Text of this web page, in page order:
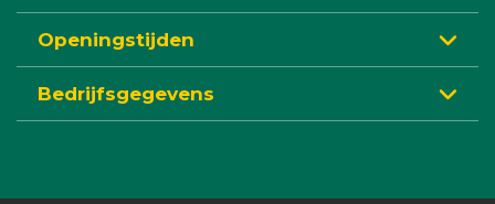
Openingstijden
Bedrijfsgegevens